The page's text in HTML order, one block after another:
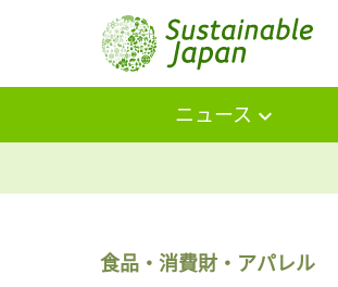
ニュース
食品・消費財・アパレル